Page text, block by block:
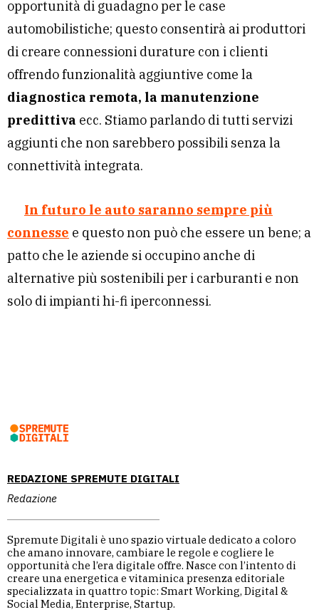
REDAZIONE SPREMUTE DIGITALI
Redazione
Spremute Digitali è uno spazio virtuale dedicato a coloro
che amano innovare, cambiare le regole e cogliere le
opportunità che l’era digitale offre. Nasce con l’intento di
creare una energetica e vitaminica presenza editoriale
specializzata in quattro topic: Smart Working, Digital &
Social Media, Enterprise, Startup.
opportunità di guadagno per le case
automobilistiche; questo consentirà ai produttori
di creare connessioni durature con i clienti
offrendo funzionalità aggiuntive come la
diagnostica remota, la manutenzione
predittiva ecc. Stiamo parlando di tutti servizi
aggiunti che non sarebbero possibili senza la
connettività integrata.
In futuro le auto saranno sempre più
connesse e questo non può che essere un bene; a
patto che le aziende si occupino anche di
alternative più sostenibili per i carburanti e non
solo di impianti hi-fi iperconnessi.